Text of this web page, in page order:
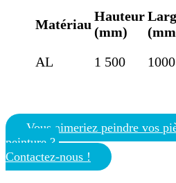
Matériau
Hauteur
(mm)
AL
1 500 1000
Vous aimeriez peindre vos
peinture ?
Contactez-nous !